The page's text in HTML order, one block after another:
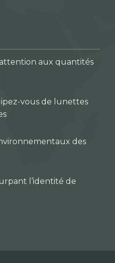
aux quantités
vous de lunettes
des
l’identité de